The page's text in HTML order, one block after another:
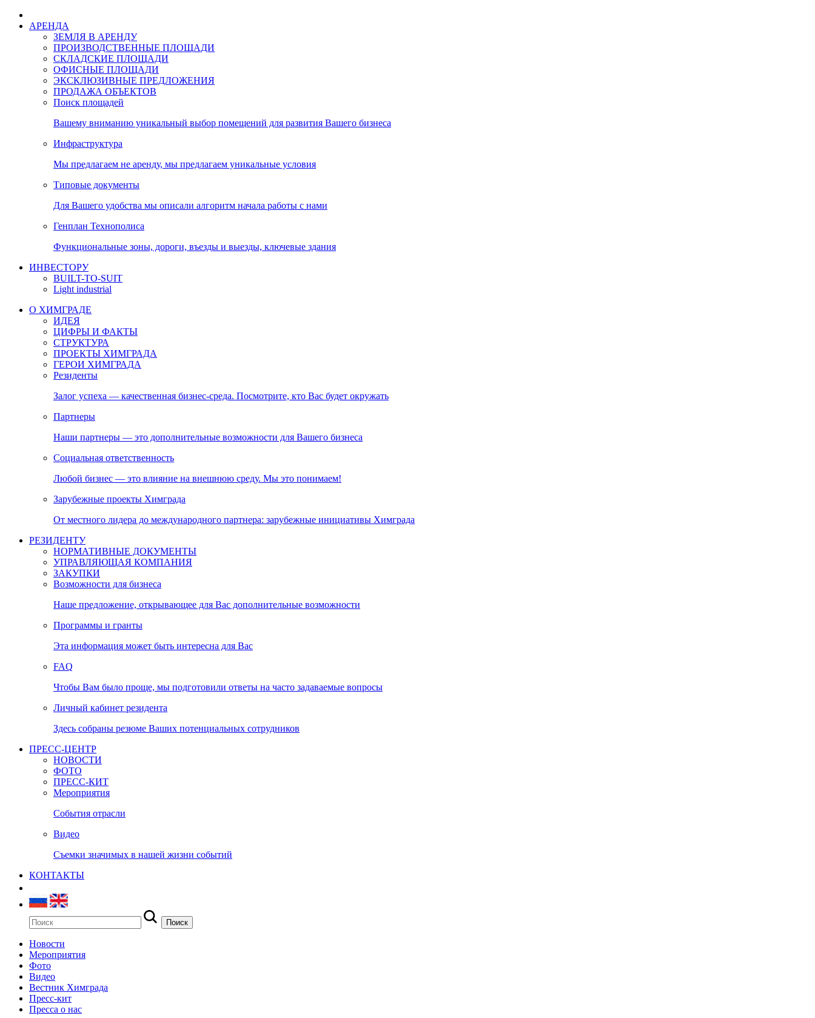
АРЕНДА
ЗЕМЛЯ В АРЕНДУ
ПРОИЗВОДСТВЕННЫЕ ПЛОЩАДИ
СКЛАДСКИЕ ПЛОЩАДИ
ОФИСНЫЕ ПЛОЩАДИ
ЭКСКЛЮЗИВНЫЕ ПРЕДЛОЖЕНИЯ
ПРОДАЖА ОБЪЕКТОВ
Поиск площадей
Вашему вниманию уникальный выбор помещений для развития Вашего бизнеса
Инфраструктура
Мы предлагаем не аренду, мы предлагаем уникальные условия
Типовые документы
Для Вашего удобства мы описали алгоритм начала работы с нами
Генплан Технополиса
Функциональные зоны, дороги, въезды и выезды, ключевые здания
ИНВЕСТОРУ
BUILT-TO-SUIT
Light industrial
О ХИМГРАДЕ
ИДЕЯ
ЦИФРЫ И ФАКТЫ
СТРУКТУРА
ПРОЕКТЫ ХИМГРАДА
ГЕРОИ ХИМГРАДА
Резиденты
Залог успеха — качественная бизнес-среда. Посмотрите, кто Вас будет окружать
Партнеры
Наши партнеры — это дополнительные возможности для Вашего бизнеса
Социальная ответственность
Любой бизнес — это влияние на внешнюю среду. Мы это понимаем!
Зарубежные проекты Химграда
От местного лидера до международного партнера: зарубежные инициативы Химграда
РЕЗИДЕНТУ
НОРМАТИВНЫЕ ДОКУМЕНТЫ
УПРАВЛЯЮЩАЯ КОМПАНИЯ
ЗАКУПКИ
Возможности для бизнеса
Наше предложение, открывающее для Вас дополнительные возможности
Программы и гранты
Эта информация может быть интересна для Вас
FAQ
Чтобы Вам было проще, мы подготовили ответы на часто задаваемые вопросы
Личный кабинет резидента
Здесь собраны резюме Ваших потенциальных сотрудников
ПРЕСС-ЦЕНТР
НОВОСТИ
ФОТО
ПРЕСС-КИТ
Мероприятия
События отрасли
Видео
Съемки значимых в нашей жизни событий
КОНТАКТЫ
Новости
Мероприятия
Фото
Видео
Вестник Химграда
Пресс-кит
Пресса о нас